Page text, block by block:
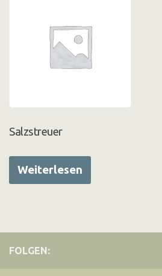
Salzstreuer
Weiterlesen
FOLGEN: